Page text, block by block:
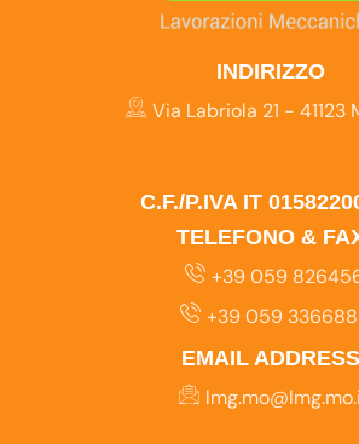
INDIRIZZO
Via Labriola 21 - 41123
C.F./P.IVA IT
TELEFONO &
+39 059
+39 059
EMAIL ADDRESS